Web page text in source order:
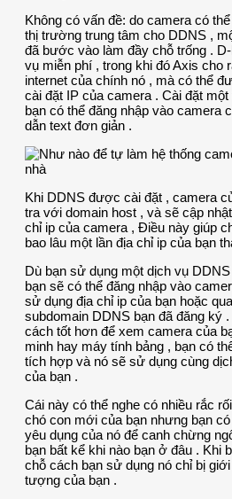
Không có vấn đề: do camera có
thị trường trung tâm cho DDNS ,
đã bước vào làm đầy chỗ trống .
vụ miễn phí , trong khi đó Axis cho
internet của chính nó , mà có thể
cài đặt IP của camera . Cài đặt
bạn có thể đăng nhập vào camera
dẫn text đơn giản .
Khi DDNS được cài đặt , camera
tra với domain host , và sẽ cập
chỉ ip của camera , Điều này giúp
bao lâu một lần địa chỉ ip của bạn
Dù bạn sử dụng một dịch vụ
bạn sẽ có thể đăng nhập vào
sử dụng địa chỉ ip của bạn hoặc
subdomain DDNS bạn đã đăng ký
cách tốt hơn để xem camera của
minh hay máy tính bảng , bạn có
tích hợp và nó sẽ sử dụng cùng
của bạn .
Cái này có thể nghe có nhiều rắc
chó con mới của bạn nhưng bạn
yêu dụng của nó để canh chừng
bạn bất kể khi nào bạn ở đâu . Khi
chỗ cách bạn sử dụng nó chỉ bị
tượng của bạn .